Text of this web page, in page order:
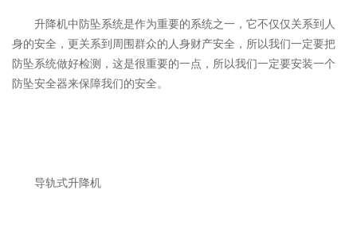
升降机中防坠系统是作为重要的系统之一，它不仅仅关系到人
身的安全，更关系到周围群众的人身财产安全，所以我们一定要把
防坠系统做好检测，这是很重要的一点，所以我们一定要安装一个
防坠安全器来保障我们的安全。
导轨式升降机